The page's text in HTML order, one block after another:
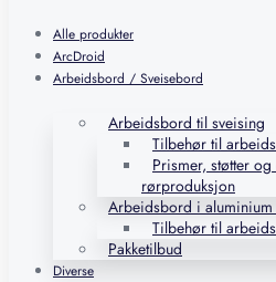
Alle produkter
ArcDroid
Arbeidsbord / Sveisebord
Arbeidsbord til sveising
Tilbehør til
Prismer, støtter
rørproduksjon
Arbeidsbord i
Tilbehør til
Pakketilbud
Diverse